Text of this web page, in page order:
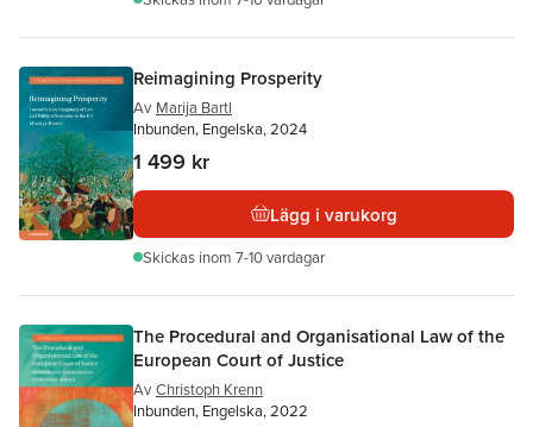
Reimagining Prosperity
Av Marija Bartl
Inbunden, Engelska, 2024
1 499 kr
Lägg i varukorg
Skickas inom 7-10 vardagar
The Procedural and Organisational Law of the
European Court of Justice
Av Christoph Krenn
Inbunden, Engelska, 2022